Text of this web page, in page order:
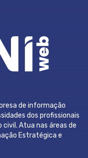
de informação
dos profissionais
Atua nas áreas de
Estratégica e